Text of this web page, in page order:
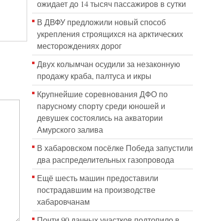
ожидает до 14 тысяч пассажиров в сутки
В ДВФУ предложили новый способ
укрепления строящихся на арктических
месторождениях дорог
Двух колымчан осудили за незаконную
продажу краба, палтуса и икры
Крупнейшие соревнования ДФО по
парусному спорту среди юношей и
девушек состоялись на акватории
Амурского залива
В хабаровском посёлке Победа запустили
два распределительных газопровода
Ещё шесть машин предоставили
пострадавшим на производстве
хабаровчанам